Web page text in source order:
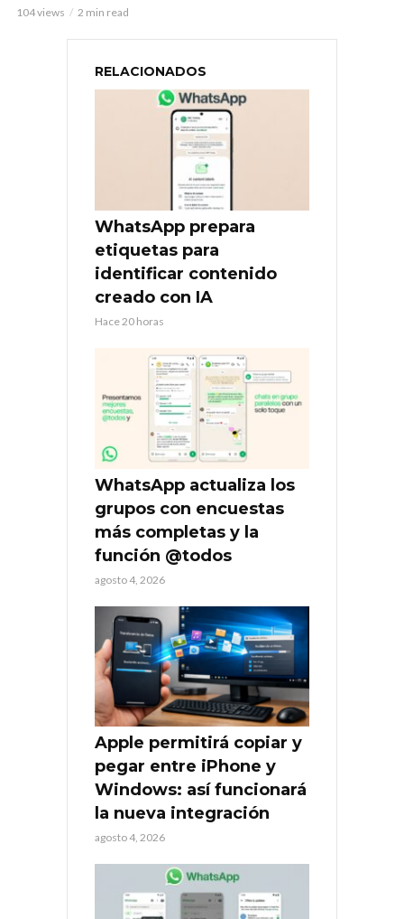
104 views 2 min read
RELACIONADOS
WhatsApp prepara
etiquetas para
identificar contenido
creado con IA
Hace 20 horas
WhatsApp actualiza los
grupos con encuestas
más completas y la
función @todos
agosto 4, 2026
Apple permitirá copiar y
pegar entre iPhone y
Windows: así funcionará
la nueva integración
agosto 4, 2026